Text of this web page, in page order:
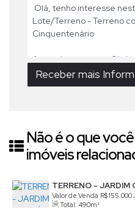
Não é o que
imóveis
TERRENO - JARDIM
R$155.000
Valor de Venda
São Paulo, Concórdia,
Total: 490m²